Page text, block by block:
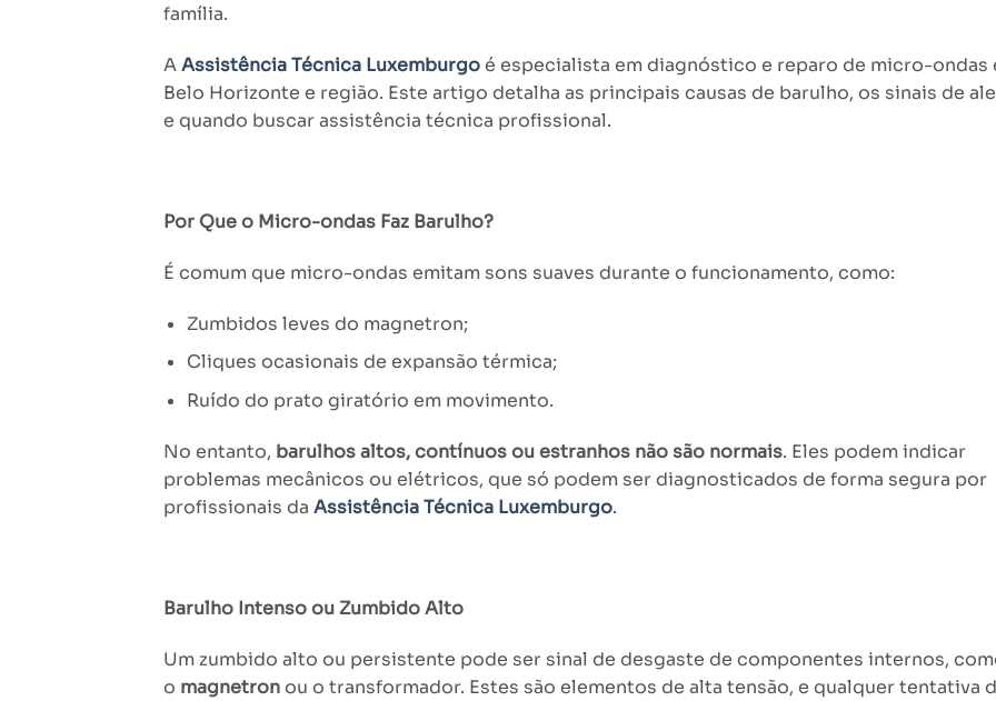
família.
AAssistência Técnica Luxemburgoé especialista em diagnóstico e reparo de micro-ondas
Belo Horizonte e região. Este artigo detalha as principais causas de barulho, os sinais de
e quando buscar assistência técnica profissional.
Por Que o Micro-ondas Faz Barulho?
É comum que micro-ondas emitam sons suaves durante o funcionamento, como:
Zumbidos leves do magnetron;
Cliques ocasionais de expansão térmica;
Ruído do prato giratório em movimento.
No entanto, barulhos altos, contínuos ou estranhos não são normais. Eles podem indicar
problemas mecânicos ou elétricos, que só podem ser diagnosticados de forma segura por
profissionais da Assistência Técnica Luxemburgo.
Barulho Intenso ou Zumbido Alto
Um zumbido alto ou persistente pode ser sinal de desgaste de componentes internos,
o magnetronou o transformador. Estes são elementos de alta tensão, e qualquer tentativa